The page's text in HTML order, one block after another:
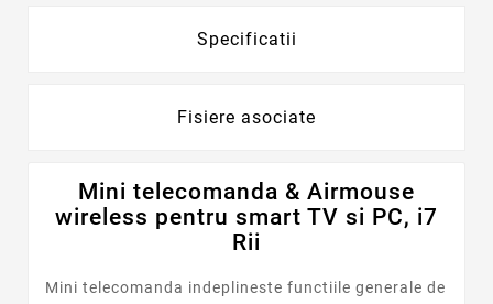
Specificatii
Fisiere asociate
Mini telecomanda & Airmouse
wireless pentru smart TV si PC, i7
Rii
Mini telecomanda indeplineste functiile generale de